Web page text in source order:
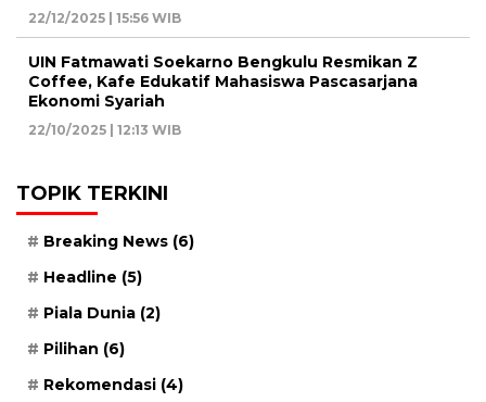
22/12/2025 | 15:56 WIB
UIN Fatmawati Soekarno Bengkulu Resmikan Z
Coffee, Kafe Edukatif Mahasiswa Pascasarjana
Ekonomi Syariah
22/10/2025 | 12:13 WIB
TOPIK TERKINI
Breaking News (6)
Headline (5)
Piala Dunia (2)
Pilihan (6)
Rekomendasi (4)